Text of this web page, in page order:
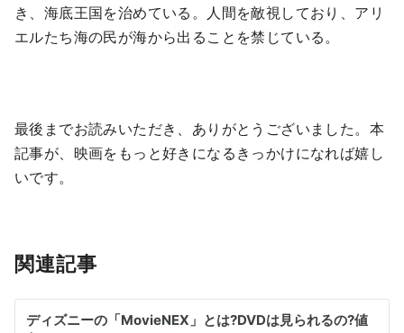
き、海底王国を治めている。人間を敵視しており、アリ
エルたち海の民が海から出ることを禁じている。
最後までお読みいただき、ありがとうございました。本
記事が、映画をもっと好きになるきっかけになれば嬉し
いです。
関連記事